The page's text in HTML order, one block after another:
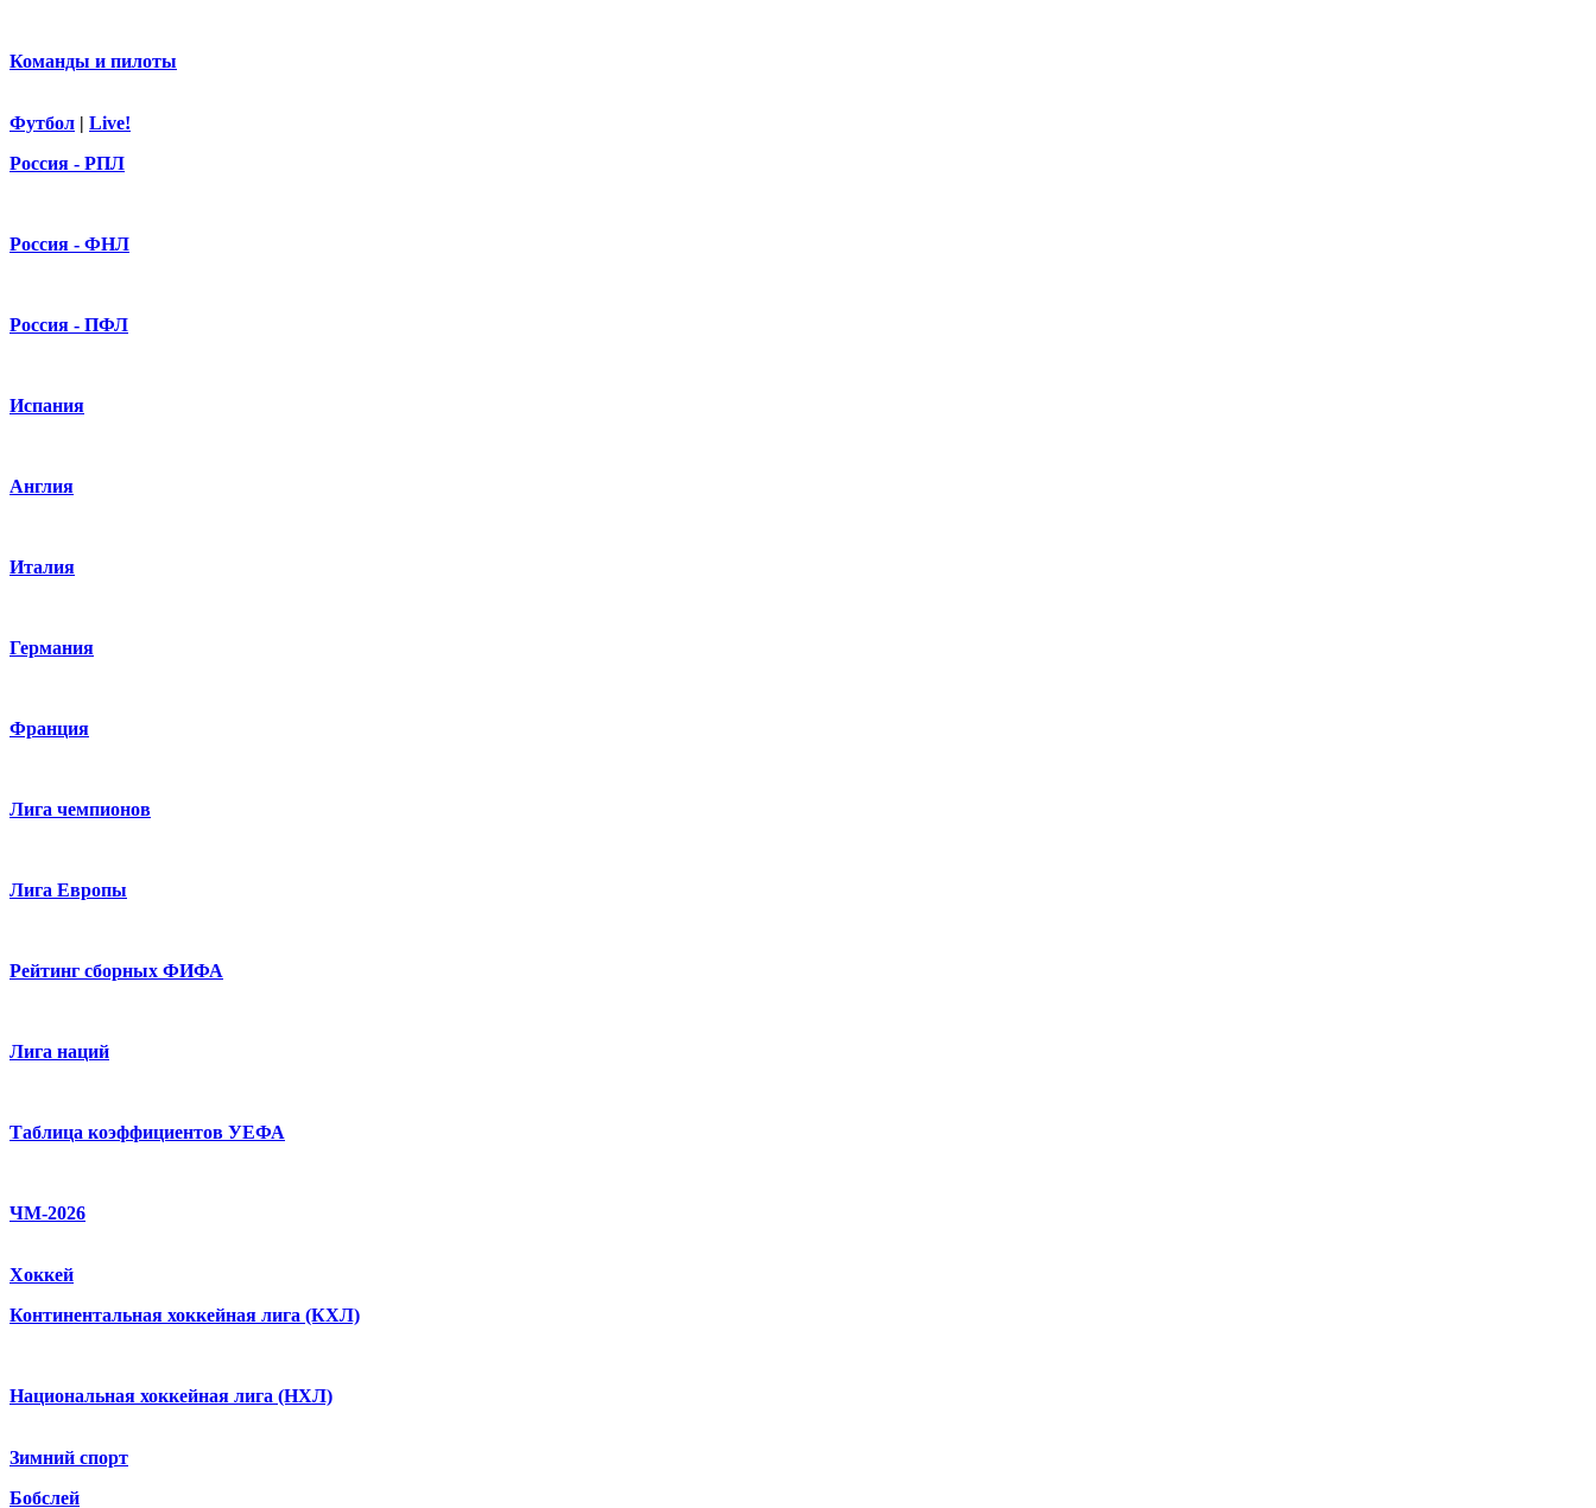
Команды и пилоты
Футбол | Live!
Россия - РПЛ
Россия - ФНЛ
Россия - ПФЛ
Испания
Англия
Италия
Германия
Франция
Лига чемпионов
Лига Европы
Рейтинг сборных ФИФА
Лига наций
Таблица коэффициентов УЕФА
ЧМ-2026
Хоккей
Континентальная хоккейная лига (КХЛ)
Национальная хоккейная лига (НХЛ)
Зимний спорт
Бобслей